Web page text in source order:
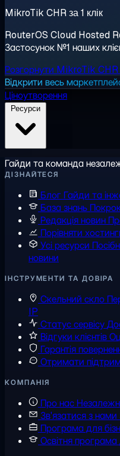
MikroTik CHR за 1 клік
RouterOS Cloud Hosted
Застосунок №1 наших
Розгорнути MikroTik
Відкрити весь
Ціноутворення
Гайди та команда
ДІЗНАЙТЕСЯ
Блог Гайди та
База знань
Редакція новин
Порівняти
Усі ресурси
новини
ІНСТРУМЕНТИ ТА ДОВІРА
Скельний скло
IP
Статус сервісу
Відгуки клієнтів
Гарантія
Отримати
КОМПАНІЯ
Про нас
Зв'язатися з нами
Програма для
Освітня програма